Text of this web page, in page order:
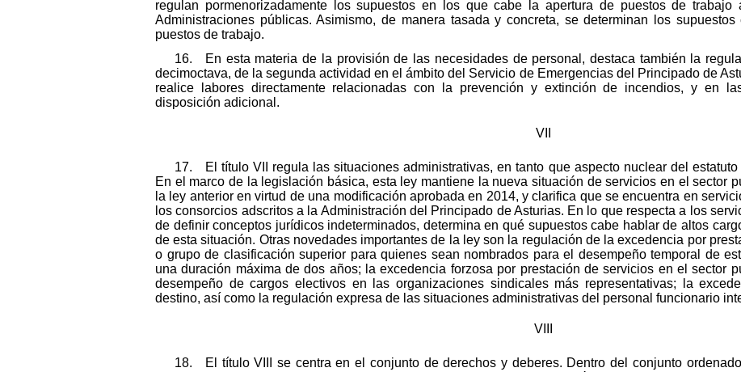
regulan pormenorizadamente los supuestos en los que cabe la apertura de puestos de trabajo
Administraciones públicas. Asimismo, de manera tasada y concreta, se determinan los
puestos de trabajo.
16. En esta materia de la provisión de las necesidades de personal, destaca también la
decimoctava, de la segunda actividad en el ámbito del Servicio de Emergencias del Principado de
realice labores directamente relacionadas con la prevención y extinción de incendios, y en
disposición adicional.
VII
17. El título VII regula las situaciones administrativas, en tanto que aspecto nuclear del
En el marco de la legislación básica, esta ley mantiene la nueva situación de servicios en el sector
la ley anterior en virtud de una modificación aprobada en 2014, y clarifica que se encuentra en
los consorcios adscritos a la Administración del Principado de Asturias. En lo que respecta a los
de definir conceptos jurídicos indeterminados, determina en qué supuestos cabe hablar de altos
de esta situación. Otras novedades importantes de la ley son la regulación de la excedencia por
o grupo de clasificación superior para quienes sean nombrados para el desempeño temporal de
una duración máxima de dos años; la excedencia forzosa por prestación de servicios en el sector
desempeño de cargos electivos en las organizaciones sindicales más representativas; la
destino, así como la regulación expresa de las situaciones administrativas del personal funcionario
VIII
18. El título VIII se centra en el conjunto de derechos y deberes. Dentro del conjunto